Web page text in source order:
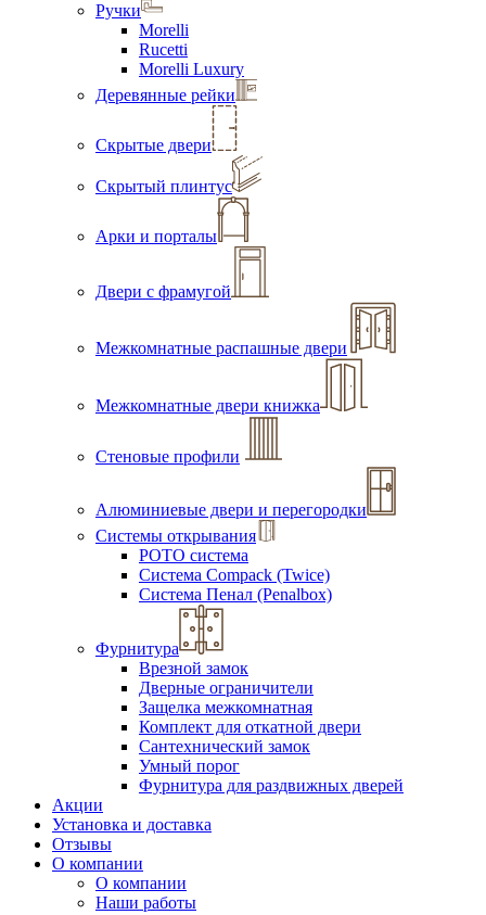
Ручки
Morelli
Rucetti
Morelli Luxury
Деревянные рейки
Скрытые двери
Скрытый плинтус
Арки и порталы
Двери с фрамугой
Межкомнатные распашные двери
Межкомнатные двери книжка
Стеновые профили
Алюминиевые двери и перегородки
Системы открывания
РОТО система
Система Compack (Twice)
Система Пенал (Penalbox)
Фурнитура
Врезной замок
Дверные ограничители
Защелка межкомнатная
Комплект для откатной двери
Сантехнический замок
Умный порог
Фурнитура для раздвижных дверей
Акции
Установка и доставка
Отзывы
О компании
О компании
Наши работы